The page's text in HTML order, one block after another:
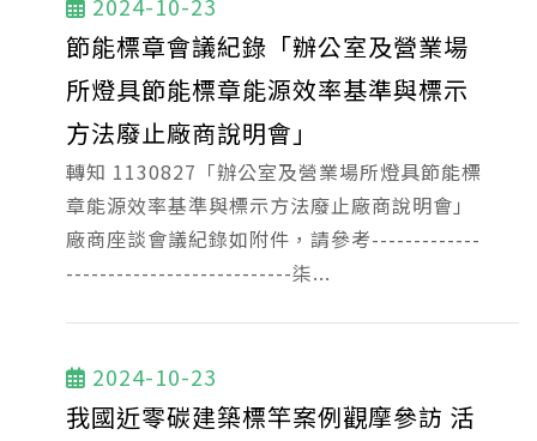
節能標章會議紀錄「辦公室及營業場
所燈具節能標章能源效率基準與標示
方法廢止廠商說明會」
轉知 1130827「辦公室及營業場所燈具節能標
章能源效率基準與標示方法廢止廠商說明會」
廠商座談會議紀錄如附件，請參考-------------
---------------------------柒...
2024-10-23
我國近零碳建築標竿案例觀摩參訪 活